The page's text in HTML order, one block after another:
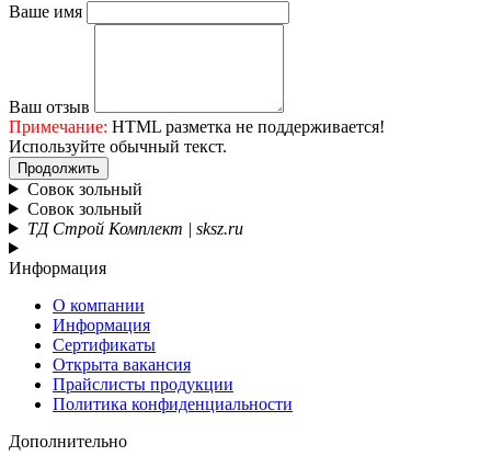
Ваше имя
Ваш отзыв
Примечание: HTML разметка не поддерживается!
Используйте обычный текст.
Продолжить
Совок зольный
Совок зольный
ТД Строй Комплект | sksz.ru
Информация
О компании
Информация
Сертификаты
Открыта вакансия
Прайслисты продукции
Политика конфиденциальности
Дополнительно